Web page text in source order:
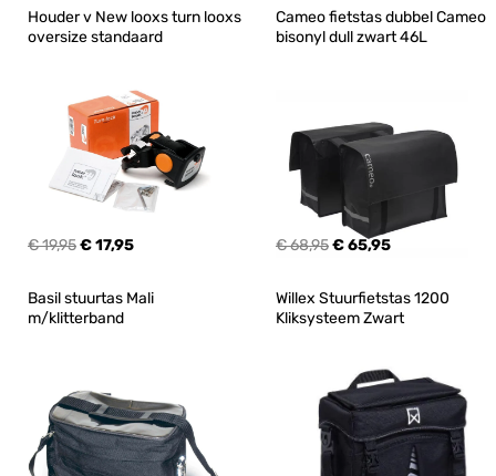
Houder v New looxs turn looxs
oversize standaard
€ 19,95€ 17,95
Cameo fietstas dubbel Cameo
bisonyl dull zwart 46L
€ 68,95€ 65,95
Basil stuurtas Mali
m/klitterband
Willex Stuurfietstas 1200
Kliksysteem Zwart